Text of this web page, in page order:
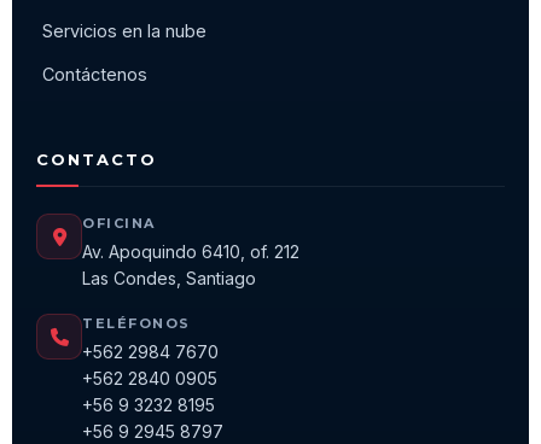
Servicios en la nube
Contáctenos
CONTACTO
OFICINA
Av. Apoquindo 6410, of. 212
Las Condes, Santiago
TELÉFONOS
+562 2984 7670
+562 2840 0905
+56 9 3232 8195
+56 9 2945 8797